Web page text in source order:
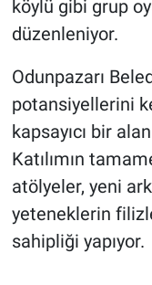
köylü gibi grup
düzenleniyor.
Odunpazarı
potansiyellerini
kapsayıcı bir
Katılımın
atölyeler, yeni
yeteneklerin
sahipliği yapıyor.